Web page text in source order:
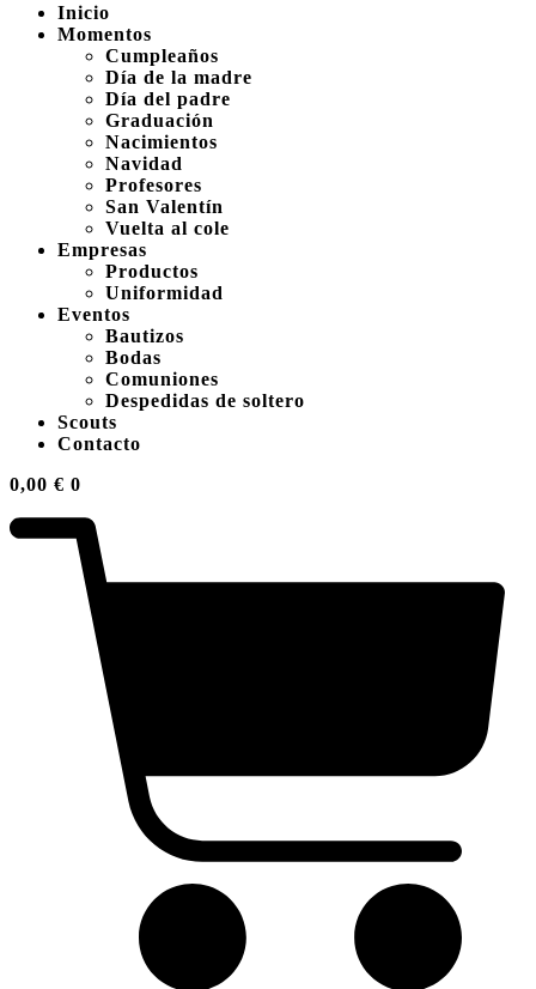
Inicio
Momentos
Cumpleaños
Día de la madre
Día del padre
Graduación
Nacimientos
Navidad
Profesores
San Valentín
Vuelta al cole
Empresas
Productos
Uniformidad
Eventos
Bautizos
Bodas
Comuniones
Despedidas de soltero
Scouts
Contacto
0,00 € 0